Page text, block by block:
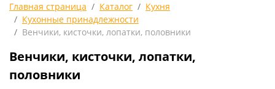
Главная страница Каталог
Кухня
Кухонные принадлежности
Венчики, кисточки, лопатки, половники
Венчики, кисточки, лопатки,
половники